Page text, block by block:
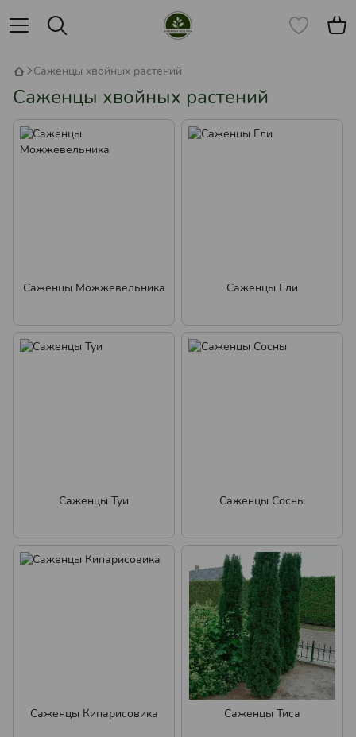
Саженцы хвойных растений
Саженцы хвойных растений
Саженцы Можжевельника Саженцы Ели
Саженцы Туи Саженцы Сосны
Саженцы Кипарисовика Саженцы Тиса